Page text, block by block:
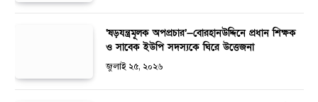
‘ষড়যন্ত্রমূলক অপপ্রচার’—বোরহানউদ্দিনে প্রধান শিক্ষক
ও সাবেক ইউপি সদস্যকে ঘিরে উত্তেজনা
জুলাই ২৫, ২০২৬